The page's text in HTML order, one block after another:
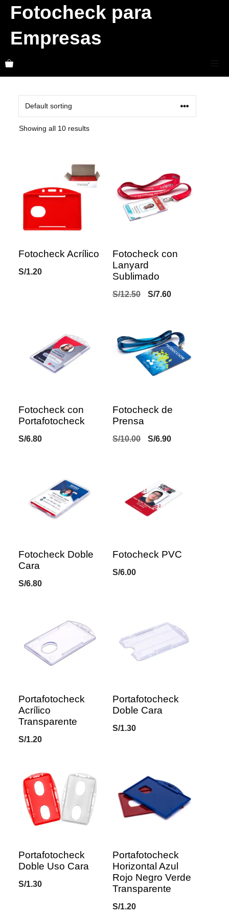
Skip
content
Fotocheck para
Empresas
Showing all 10 results
Fotocheck Acrílico
S/1.20
Fotocheck con
Lanyard
Sublimado
S/12.50
Original
S/12.50.
S/7.60Current
S/7.60.
Fotocheck con
Portafotocheck
S/6.80
Fotocheck de
Prensa
S/10.00
Original
S/6.90Current
Fotocheck Doble
Cara
S/6.80
Fotocheck PVC
S/6.00
Portafotocheck
Acrílico
Transparente
S/1.20
Portafotocheck
Doble Cara
S/1.30
Portafotocheck
Doble Uso Cara
S/1.30
Portafotocheck
Horizontal Azul
Rojo Negro Verde
Transparente
S/1.20